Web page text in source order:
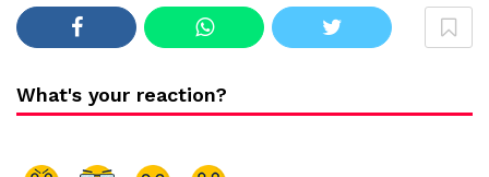
What's your reaction?